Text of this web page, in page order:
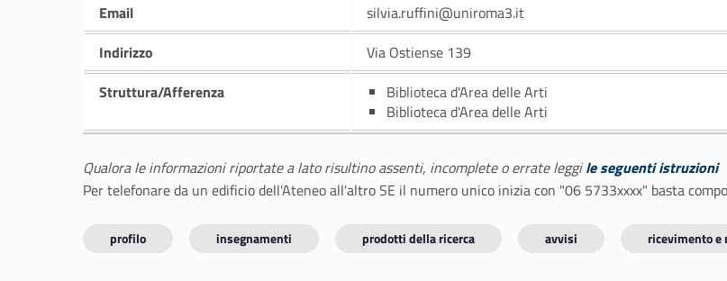
Email
silvia.ruffini@uniroma3.it
Indirizzo
Via Ostiense 139
Struttura/Afferenza
Biblioteca d'Area delle Arti
Biblioteca d'Area delle Arti
Qualora le informazioni riportate a lato risultino assenti, incomplete o errate leggile seguenti istruzioni
Per telefonare da un edificio dell'Ateneo all'altro SE il numero unico inizia con "06 5733xxxx" basta
profilo insegnamenti prodotti della ricerca avvisi ricevimento